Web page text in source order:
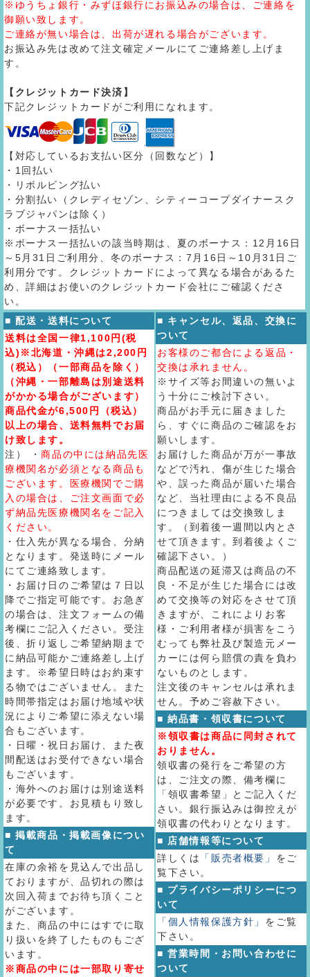
※ゆうちょ銀行・みずほ銀行にお振込みの場合は、ご連絡を
御願い致します。
ご連絡が無い場合は、出荷が遅れる場合がございます。
お振込み先は改めて注文確定メールにてご連絡差し上げま
す。
【クレジットカード決済】
下記クレジットカードがご利用になれます。
【対応しているお支払い区分（回数など）】
・1回払い
・リボルビング払い
・分割払い（クレディセゾン、シティーコープダイナースク
ラブジャパンは除く）
・ボーナス一括払い
※ボーナス一括払いの該当時期は、夏のボーナス：12月16日
～5月31日ご利用分、冬のボーナス：7月16日～10月31日ご
利用分です。クレジットカードによって異なる場合があるた
め、詳細はお使いのクレジットカード会社にご確認くださ
い。
■ 配送・送料について
送料は全国一律1,100円(税
込)※北海道・沖縄は2,200円
（税込）（一部商品を除く）
（沖縄・一部離島は別途送料
がかかる場合がございます）
商品代金が6,500円（税込）
以上の場合、送料無料でお届
け致します。
注） ・商品の中には納品先医
療機関名が必須となる商品も
ございます。医療機関でご購
入の場合は、ご注文画面で必
ず納品先医療機関名をご記入
ください。
・仕入先が異なる場合、分納
となります。発送時にメール
にてご連絡致します。
・お届け日のご希望は７日以
降でご指定可能です。お急ぎ
の場合は、注文フォームの備
考欄にご記入ください。受注
後、折り返しご希望納期まで
に納品可能かご連絡差し上げ
ます。※希望日時はお約束す
る物ではございません。また
時間帯指定はお届け地域や状
況によりご希望に添えない場
合もございます。
・日曜・祝日お届け、また夜
間配送はお受付できない場合
もございます。
・海外へのお届けは別途送料
が必要です。お見積もり致し
ます。
■ 掲載商品・掲載画像につい
て
在庫の余裕を見込んで出品し
ておりますが、品切れの際は
次回入荷までお待ち頂くこと
がございます。
また、商品の中にはすでに取
り扱いを終了したものもござ
います。
※商品の中には一部取り寄せ
■ キャンセル、返品、交換に
ついて
お客様のご都合による返品・
交換は承れません。
※サイズ等お間違いの無いよ
う十分にご検討下さい。
商品がお手元に届きました
ら、すぐに商品のご確認をお
願いします。
お届けした商品が万が一事故
などで汚れ、傷が生じた場合
や、誤った商品が届いた場合
など、当社理由による不良品
につきましては交換致しま
す。（到着後一週間以内とさ
せて頂きます。到着後よくご
確認下さい。）
商品配送の延滞又は商品の不
良・不足が生じた場合には改
めて交換等の対応をさせて頂
きますが、これによりお客
様・ご利用者様が損害をこう
むっても弊社及び製造元メー
カーには何ら賠償の責を負わ
ないものとします。
注文後のキャンセルは承れま
せん。予めご容赦下さい。
■ 納品書・領収書について
※領収書は商品に同封されて
おりません。
領収書の発行をご希望の方
は、ご注文の際、備考欄に
「領収書希望」とご記入くだ
さい。銀行振込みは御控えが
領収書の代わりとなります。
■ 店舗情報等について
詳しくは
「販売者概要」 をご
覧下さい。
■ プライバシーポリシーにつ
いて
「個人情報保護方針」 をご覧
下さい。
■ 営業時間・お問い合わせに
ついて